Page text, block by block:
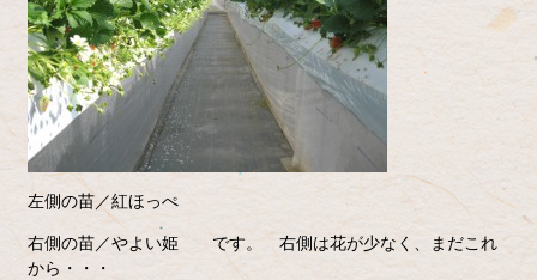
左側の苗／紅ほっぺ
右側の苗／やよい姫 です。 右側は花が少なく、まだこれ
から・・・